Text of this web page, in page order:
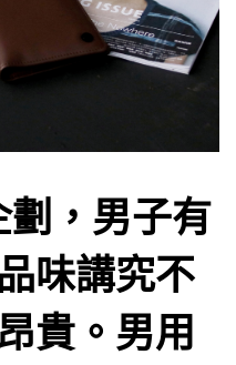
劃，男子有
味講究不
貴。男用